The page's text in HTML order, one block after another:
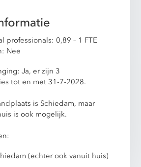
professionals: 0,89 – 1 FTE
Nee
Ja, er zijn 3
tot en met 31-7-2028.
is Schiedam, maar
is ook mogelijk.
(echter ook vanuit huis)